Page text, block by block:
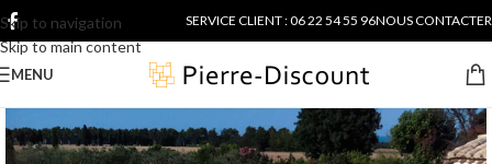
Skip to navigation
Skip to main content
SERVICE CLIENT : 06 22 54 55 96NOUS CONTACTER
MENU